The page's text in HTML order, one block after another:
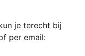
je terecht bij
per email: